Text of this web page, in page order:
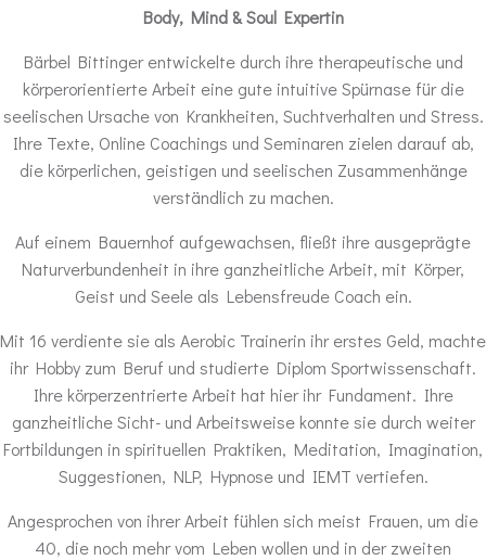
Body, Mind & Soul Expertin
Bärbel Bittinger entwickelte durch ihre therapeutische und
körperorientierte Arbeit eine gute intuitive Spürnase für die
seelischen Ursache von Krankheiten, Suchtverhalten und Stress.
Ihre Texte, Online Coachings und Seminaren zielen darauf ab,
die körperlichen, geistigen und seelischen Zusammenhänge
verständlich zu machen.
Auf einem Bauernhof aufgewachsen, fließt ihre ausgeprägte
Naturverbundenheit in ihre ganzheitliche Arbeit, mit Körper,
Geist und Seele als Lebensfreude Coach ein.
Mit 16 verdiente sie als Aerobic Trainerin ihr erstes Geld, machte
ihr Hobby zum Beruf und studierte Diplom Sportwissenschaft.
Ihre körperzentrierte Arbeit hat hier ihr Fundament. Ihre
ganzheitliche Sicht- und Arbeitsweise konnte sie durch weiter
Fortbildungen in spirituellen Praktiken, Meditation, Imagination,
Suggestionen, NLP, Hypnose und IEMT vertiefen.
Angesprochen von ihrer Arbeit fühlen sich meist Frauen, um die
40, die noch mehr vom Leben wollen und in der zweiten